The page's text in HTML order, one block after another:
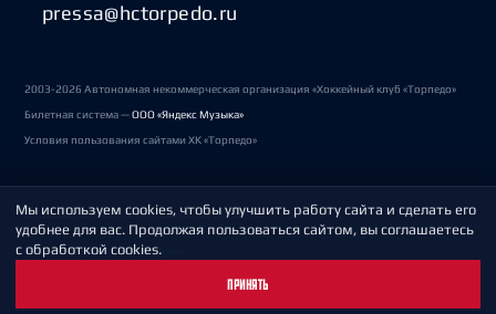
pressa@hctorpedo.ru
2003-2026 Автономная некоммерческая организация «Хоккейный клуб «Торпедо»
Билетная система —ООО «Яндекс Музыка»
Условия пользования сайтами ХК «Торпедо»
Политика обработки персональных данных
Пользовательское соглашение
Мы используем cookies, чтобы улучшить работу сайта и сделать его
удобнее для вас. Продолжая пользоваться сайтом, вы соглашаетесь
с обработкой cookies.
ПРИНЯТЬ